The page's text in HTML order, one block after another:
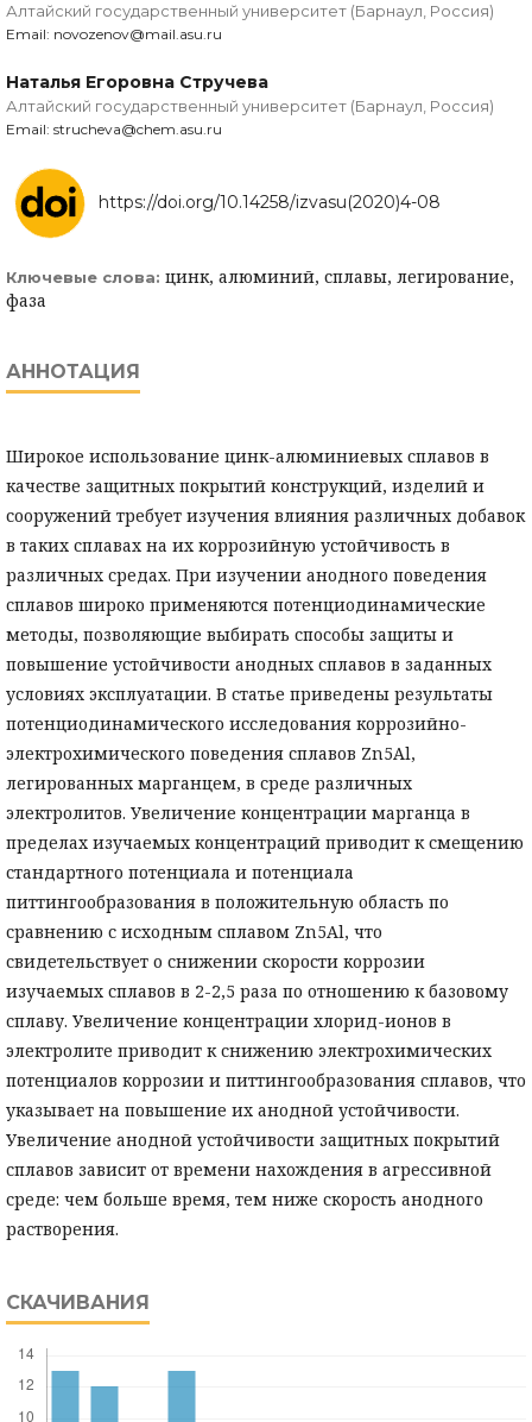
Алтайский государственный университет (Барнаул, Россия)
Email: novozenov@mail.asu.ru
Наталья Егоровна Стручева
Алтайский государственный университет (Барнаул, Россия)
Email: strucheva@chem.asu.ru
https://doi.org/10.14258/izvasu(2020)4-08
Ключевые слова: цинк, алюминий, сплавы, легирование,
фаза
АННОТАЦИЯ
Широкое использование цинк-алюминиевых сплавов в
качестве защитных покрытий конструкций, изделий и
сооружений требует изучения влияния различных добавок
в таких сплавах на их коррозийную устойчивость в
различных средах. При изучении анодного поведения
сплавов широко применяются потенциодинамические
методы, позволяющие выбирать способы защиты и
повышение устойчивости анодных сплавов в заданных
условиях эксплуатации. В статье приведены результаты
потенциодинамического исследования коррозийно-
электрохимического поведения сплавов Zn5Al,
легированных марганцем, в среде различных
электролитов. Увеличение концентрации марганца в
пределах изучаемых концентраций приводит к смещению
стандартного потенциала и потенциала
питтингообразования в положительную область по
сравнению с исходным сплавом Zn5Al, что
свидетельствует о снижении скорости коррозии
изучаемых сплавов в 2-2,5 раза по отношению к базовому
сплаву. Увеличение концентрации хлорид-ионов в
электролите приводит к снижению электрохимических
потенциалов коррозии и питтингообразования сплавов, что
указывает на повышение их анодной устойчивости.
Увеличение анодной устойчивости защитных покрытий
сплавов зависит от времени нахождения в агрессивной
среде: чем больше время, тем ниже скорость анодного
растворения.
СКАЧИВАНИЯ